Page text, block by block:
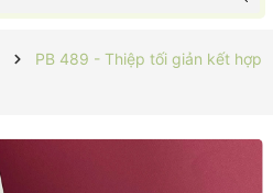
PB 489 - Thiệp tối giản kết hợp